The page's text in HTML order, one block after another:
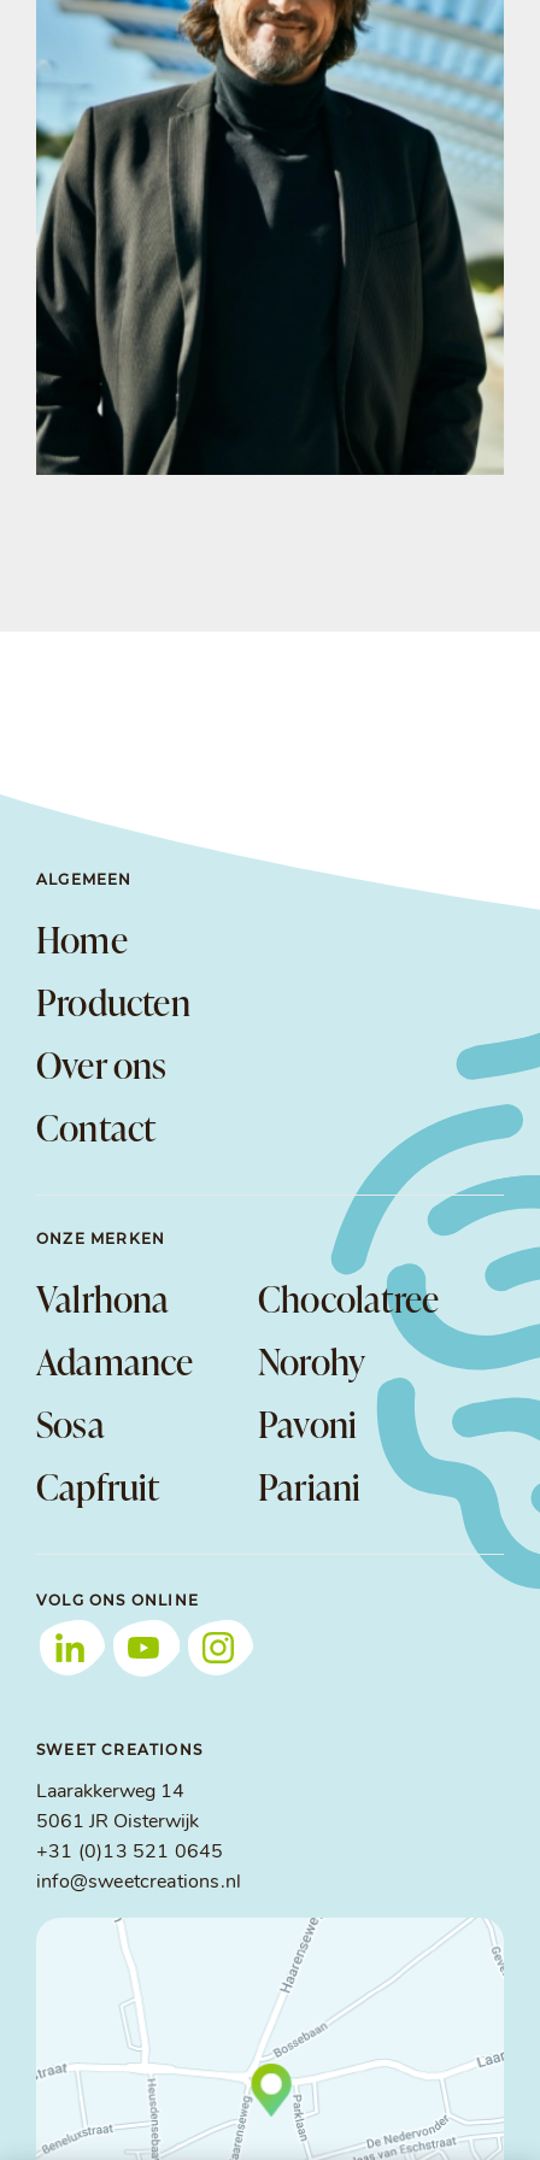
ALGEMEEN
Home
Producten
Over ons
Contact
ONZE MERKEN
Valrhona
Chocolatree
Adamance
Norohy
Sosa
Pavoni
Capfruit
Pariani
VOLG ONS ONLINE
SWEET CREATIONS
Laarakkerweg 14
5061 JR Oisterwijk
+31 (0)13 521 0645
info@sweetcreations.nl